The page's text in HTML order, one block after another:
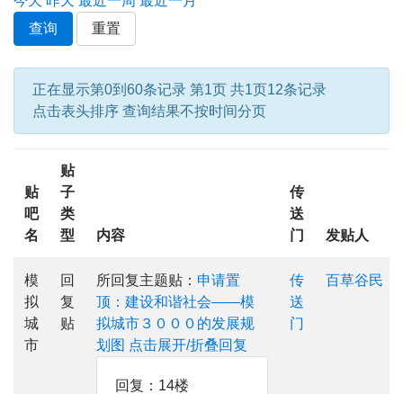
查询
重置
正在显示第0到60条记录 第1页 共1页12条记录
点击表头排序 查询结果不按时间分页
贴
吧
名
贴
子
类
型
内容
传
送
门
发贴人
模
拟
城
市
回
复
贴
所回复主题贴： 申请置
顶：建设和谐社会——模
拟城市３０００的发展规
划图 点击展开/折叠回复
回复：14楼
传
送
门
百草谷民